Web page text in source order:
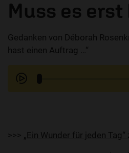
Muss es
Gedanken von Déborah
hast einen Auftrag …“
>>> „Ein Wunder für jeden